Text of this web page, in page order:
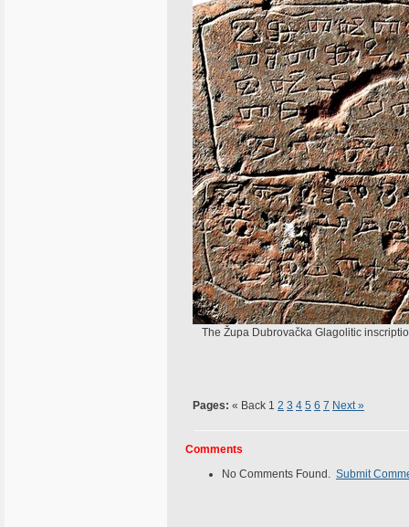
The Župa Dubrovačka Glagolitic
Pages: « Back 1 2 3 4 5 6 7 Next »
Comments
No Comments Found. Submit